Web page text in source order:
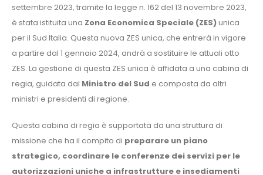
settembre 2023, tramite la legge n. 162 del 13 novembre 2023,
è stata istituita una Zona Economica Speciale (ZES)unica
per il Sud Italia. Questa nuova ZES unica, che entrerà in vigore
a partire dal 1 gennaio 2024, andrà a sostituire le attuali otto
ZES. La gestione di questa ZES unica è affidata a una cabina di
regia, guidata dal Ministro del Sud e composta da altri
ministri e presidenti di regione.
Questa cabina di regia è supportata da una struttura di
missione che ha il compito di preparare un piano
strategico, coordinare le conferenze dei servizi per le
autorizzazioni uniche a infrastrutture e insediamenti